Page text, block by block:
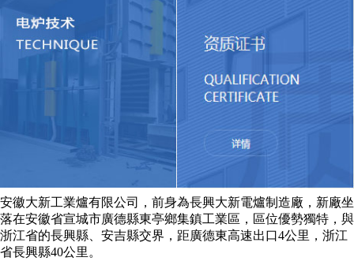
安徽大新工業爐有限公司，前身為長興大新電爐制造廠，新廠坐
落在安徽省宣城市廣德縣東亭鄉集鎮工業區，區位優勢獨特，與
浙江省的長興縣、安吉縣交界，距廣德東高速出口4公里，浙江
省長興縣40公里。